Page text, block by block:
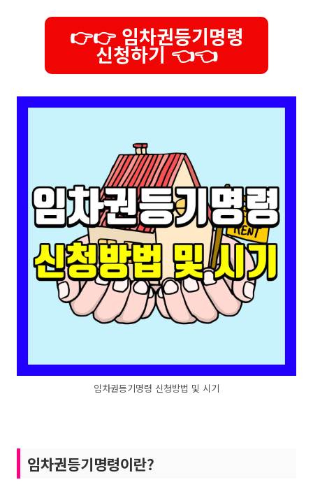
👉👉 임차권등기명령
신청하기 👈👈
임차권등기명령 신청방법 및 시기
임차권등기명령이란?